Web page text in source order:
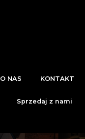
O NAS KONTAKT
Sprzedaj z nami